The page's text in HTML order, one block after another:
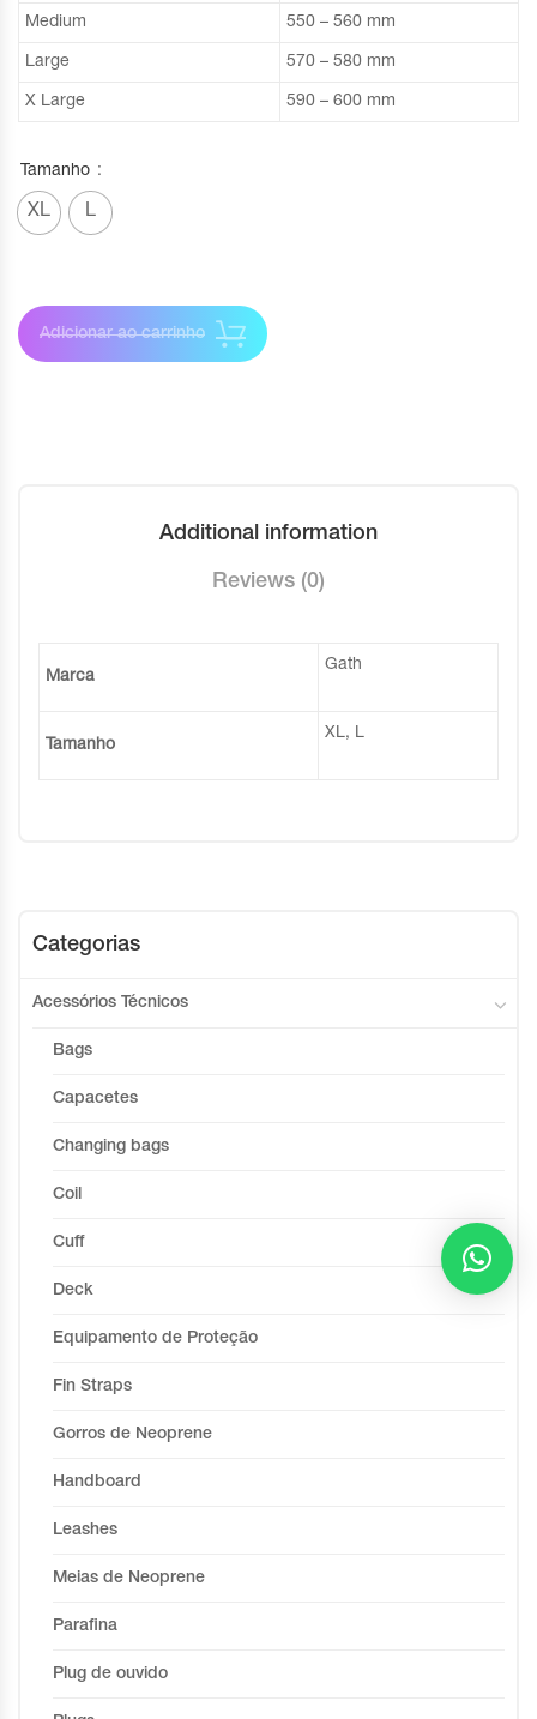
Medium 550 – 560 mm
Large 570 – 580 mm
X Large 590 – 600 mm
Tamanho
XL L
Adicionar ao carrinho
Additional information
Reviews (0)
Marca
Gath
Tamanho
XL, L
Categorias
Acessórios Técnicos
Bags
Capacetes
Changing bags
Coil
Cuff
Deck
Equipamento de Proteção
Fin Straps
Gorros de Neoprene
Handboard
Leashes
Meias de Neoprene
Parafina
Plug de ouvido